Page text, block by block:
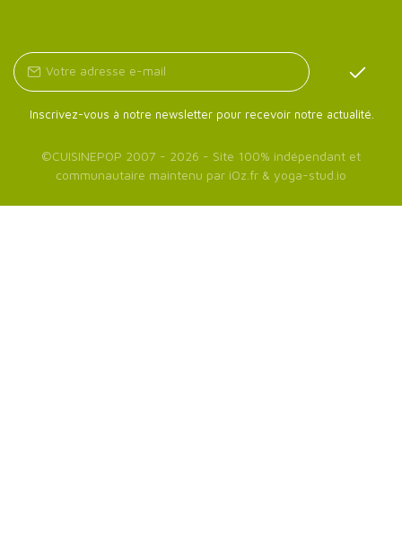
Inscrivez-vous à notre newsletter pour recevoir notre actualité.
©CUISINEPOP 2007 - 2026 - Site 100% indépendant et
communautaire maintenu par iOz.fr & yoga-stud.io